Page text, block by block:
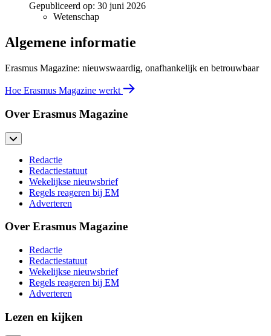
Gepubliceerd op: 30 juni 2026
Wetenschap
Algemene informatie
Erasmus Magazine: nieuwswaardig, onafhankelijk en betrouwbaar
Hoe Erasmus Magazine werkt
Over Erasmus Magazine
Redactie
Redactiestatuut
Wekelijkse nieuwsbrief
Regels reageren bij EM
Adverteren
Over Erasmus Magazine
Redactie
Redactiestatuut
Wekelijkse nieuwsbrief
Regels reageren bij EM
Adverteren
Lezen en kijken